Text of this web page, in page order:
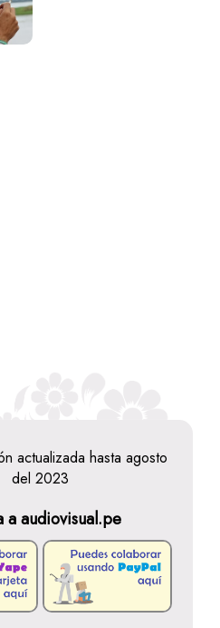
actualizada hasta agosto
del 2023
a audiovisual.pe